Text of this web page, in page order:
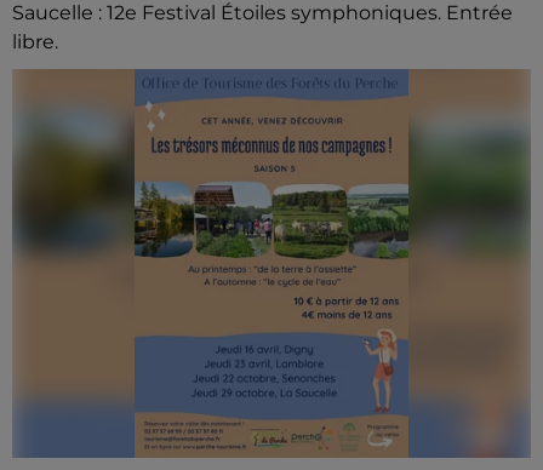
Saucelle : 12e Festival Étoiles symphoniques. Entrée
libre.